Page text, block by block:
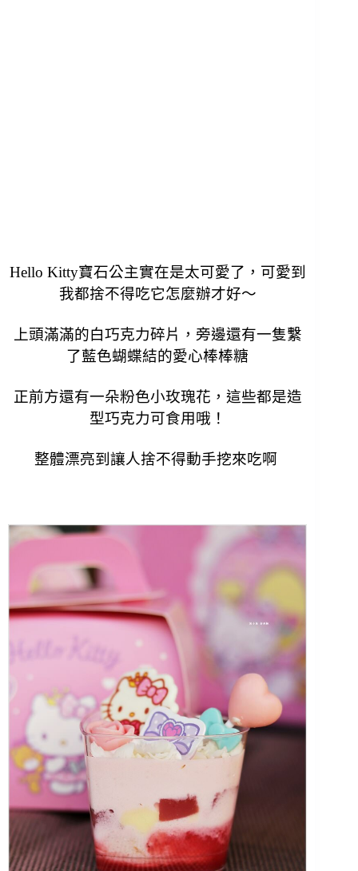
Hello Kitty寶石公主實在是太可愛了，可愛到
我都捨不得吃它怎麼辦才好～
上頭滿滿的白巧克力碎片，旁邊還有一隻繫
了藍色蝴蝶結的愛心棒棒糖
正前方還有一朵粉色小玫瑰花 ，這些都是造
型巧克力可食用哦！
整體漂亮到讓人捨不得動手挖來吃啊